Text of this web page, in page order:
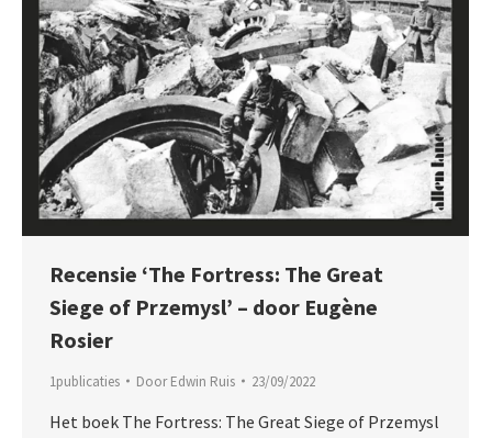
Recensie ‘The Fortress: The Great
Siege of Przemysl’ – door Eugène
Rosier
1publicaties DoorEdwin Ruis 23/09/2022
Het boek The Fortress: The Great Siege of Przemysl